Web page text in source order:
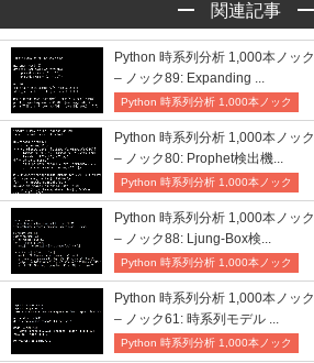
関連記事
Python 時系列分析 1,000本ノック
– ノック89: Expanding ...
Python 時系列分析 1,000本ノック
Python 時系列分析 1,000本ノック
– ノック80: Prophet検出機...
Python 時系列分析 1,000本ノック
Python 時系列分析 1,000本ノック
– ノック88: Ljung-Box検...
Python 時系列分析 1,000本ノック
Python 時系列分析 1,000本ノック
– ノック61: 時系列モデル ...
Python 時系列分析 1,000本ノック